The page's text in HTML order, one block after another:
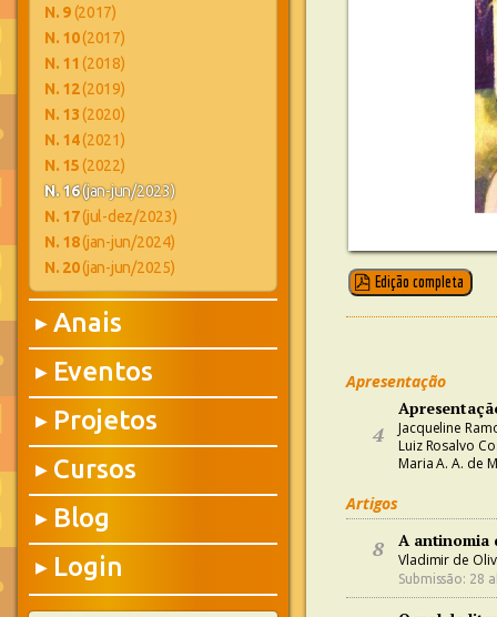
N. 9(2017)
N. 10(2017)
N. 11 (2018)
N. 12(2019)
N. 13(2020)
N. 14(2021)
N. 15(2022)
N. 16(jan-jun/2023)
N. 17(jul-dez/2023)
N. 18(jan-jun/2024)
N. 20(jan-jun/2025)
▶ Anais
▶ Eventos
▶ Projetos
▶ Cursos
▶ Blog
▶ Login
Edição completa
Apresentação
4
Jacqueline
Luiz Rosalvo
Maria A. A. de
Artigos
8 A antinomia
Vladimir de
Submissão: 28